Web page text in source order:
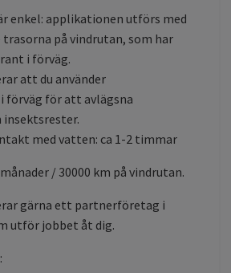
enkel: applikationen utförs med
trasorna på vindrutan, som har
i förväg.
att du använder
förväg för att avlägsna
insektsrester.
med vatten: ca 1-2 timmar
/ 30000 km på vindrutan.
gärna ett partnerföretag i
utför jobbet åt dig.